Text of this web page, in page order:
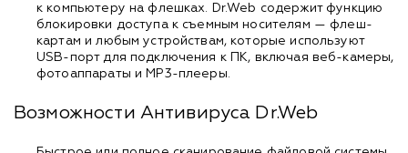
к компьютеру на флешках. Dr.Web содержит функцию
блокировки доступа к съемным носителям — флеш-
картам и любым устройствам, которые используют
USB-порт для подключения к ПК, включая веб-камеры,
фотоаппараты и MP3-плееры.
Возможности Антивируса Dr.Web